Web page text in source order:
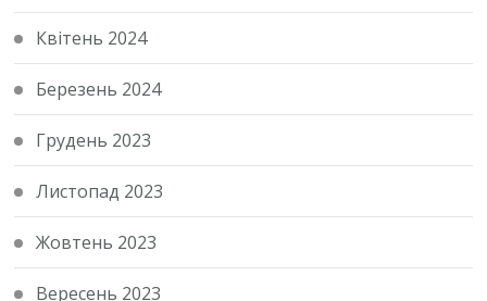
Квітень 2024
Березень 2024
Грудень 2023
Листопад 2023
Жовтень 2023
Вересень 2023